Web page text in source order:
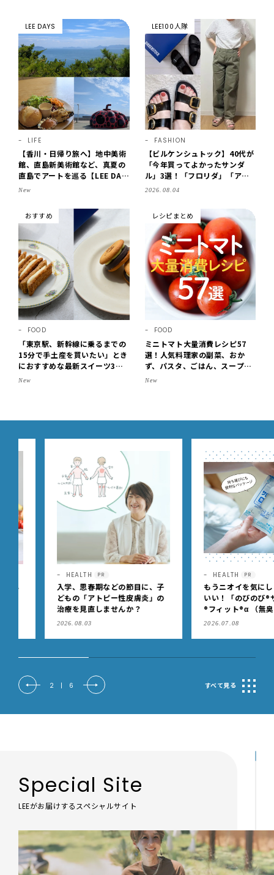
LEE DAYS
LIFE
【香川・日帰り旅へ】地中美術
館、直島新美術館など、真夏の
直島でアートを巡る【LEE DAY
S club ミワコ】
New
LEE100人隊
FASHION
【ビルケンシュトック】40代が
「今年買ってよかったサンダ
ル」3選！「フロリダ」「アリ
ゾナ」の履き心地＆サイズ選び
2026.08.04
おすすめ
FOOD
「東京駅、新幹線に乗るまでの
15分で手土産を買いたい」とき
におすすめな最新スイーツ3選
【東京駅改札内・朝8時開店】
New
レシピまとめ
FOOD
ミニトマト大量消費レシピ57
選！人気料理家の副菜、おか
ず、パスタ、ごはん、スープま
で【保存版】
New
HEALTH PR
入学、思春期などの節目に、子
どもの「アトピー性皮膚炎」の
治療を見直しませんか？
2026.08.03
HEALTH PR
もうニオイを気にしなくっ
いい！「のびのび®サロン
®フィット®α （無臭性）」
肩こりや足腰のダルさを出
2026.07.08
2 | 6 すべて見る
Special Site
LEEがお届けするスペシャルサイト